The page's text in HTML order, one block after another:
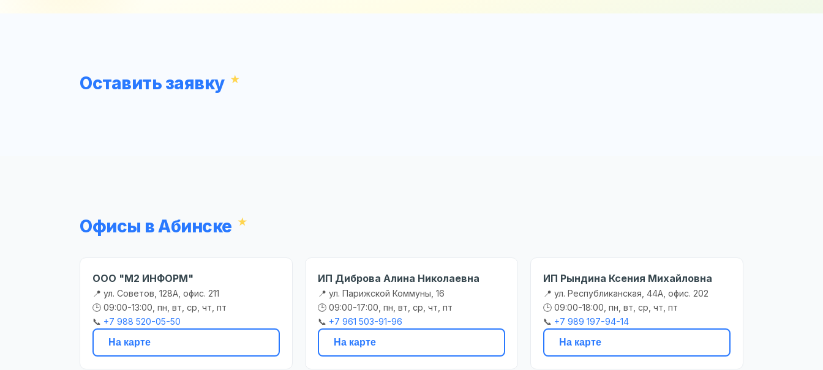
Оставить заявку
Офисы в Абинске
ООО "М2 ИНФОРМ"
📍 ул. Советов, 128А, офис. 211
🕒 09:00-13:00, пн, вт, ср, чт, пт
📞 +7 988 520-05-50
На карте
ИП Диброва Алина Николаевна
📍 ул. Парижской Коммуны, 16
🕒 09:00-17:00, пн, вт, ср, чт, пт
📞 +7 961 503-91-96
На карте
ИП Рындина Ксения Михайловна
📍 ул. Республиканская, 44А, офис. 202
🕒 09:00-18:00, пн, вт, ср, чт, пт
📞 +7 989 197-94-14
На карте